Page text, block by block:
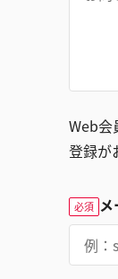
Web会
登録が
必須 メ